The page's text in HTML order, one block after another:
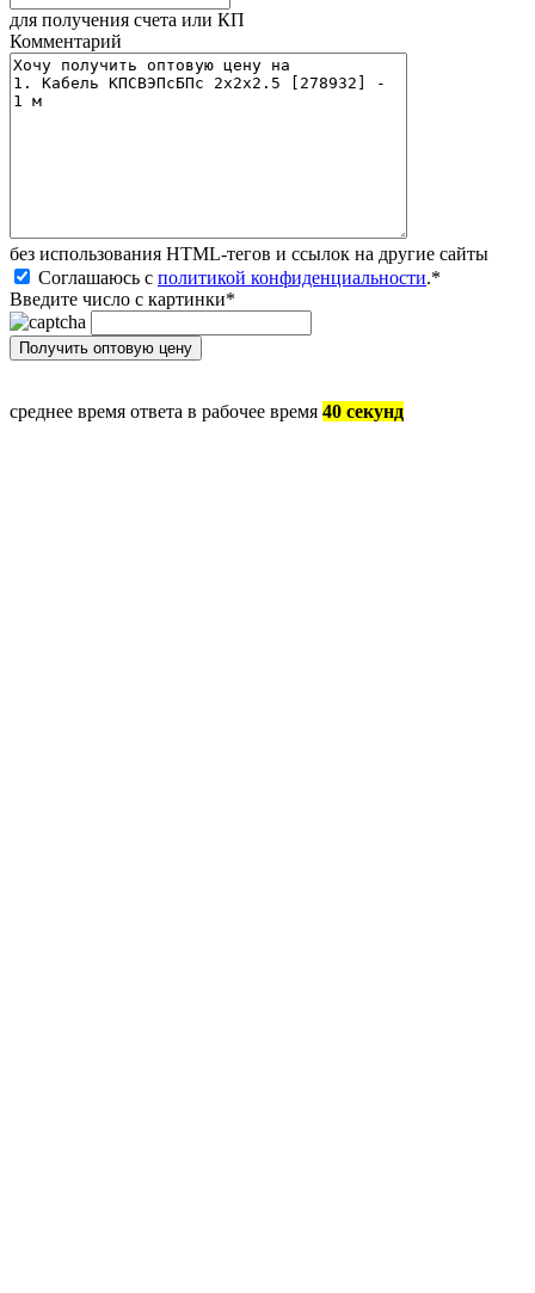
для получения счета или КП
Комментарий
без иcпользования HTML-тегов и ссылок на другие сайты
Соглашаюсь с политикой конфиденциальности.*
Введите число с картинки*
среднее время ответа в рабочее время 40 секунд